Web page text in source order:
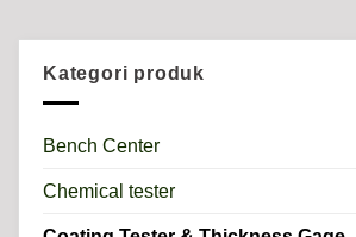
Kategori produk
Bench Center
Chemical tester